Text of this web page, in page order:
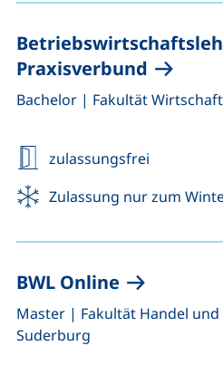
Praxisverbund
Bachelor, | Fakultät Wirtschaft,
zulassungsfrei
Zulassung nur zum
BWL Online
Master, | Fakultät Handel
Suderburg